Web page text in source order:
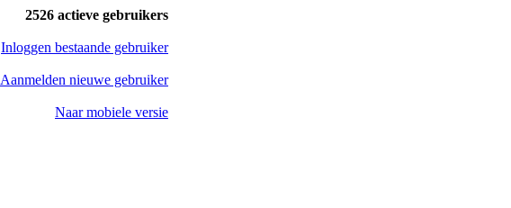
2526 actieve gebruikers
Inloggen bestaande gebruiker
Aanmelden nieuwe gebruiker
Naar mobiele versie